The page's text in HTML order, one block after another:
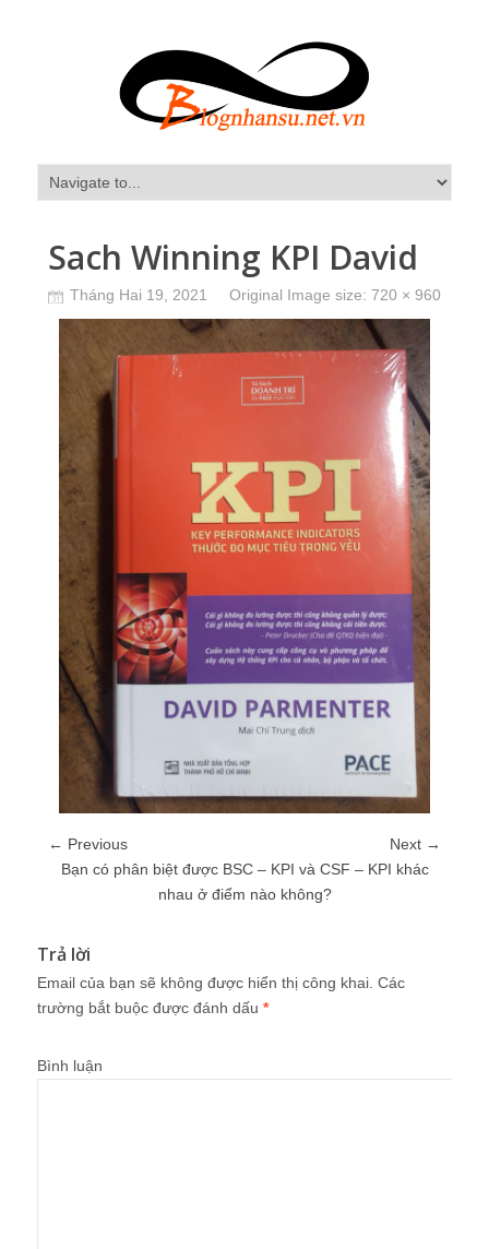
Sach Winning KPI David
Tháng Hai 19, 2021 Original Image size: 720 × 960
← Previous
Next →
Bạn có phân biệt được BSC – KPI và CSF – KPI khác
nhau ở điểm nào không?
Trả lời
Email của bạn sẽ không được hiển thị công khai. Các
trường bắt buộc được đánh dấu *
Bình luận